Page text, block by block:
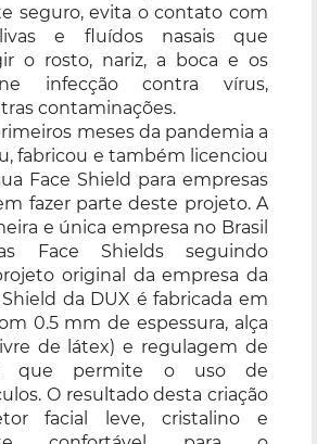
seguro, evita o contato com
e fluídos nasais que
o rosto, nariz, a boca e os
infecção contra vírus,
contaminações.
meses da pandemia a
fabricou e também licenciou
Face Shield para empresas
fazer parte deste projeto. A
e única empresa no Brasil
Face Shields seguindo
original da empresa da
da DUX é fabricada em
0.5 mm de espessura, alça
de látex) e regulagem de
que permite o uso de
O resultado desta criação
facial leve, cristalino e